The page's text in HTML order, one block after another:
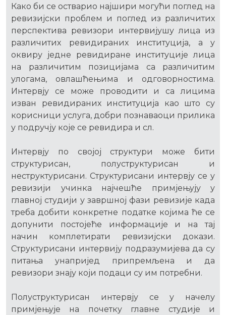
Како би се остварио најшири могући поглед на
ревизијски проблем и поглед из различитих
перспектива ревизори интервијушу лица из
различитих ревидираних институција, а у
оквиру једне ревидиране институције лица
на различитим позицијама са различитим
улогама, овлашћењима и одговорностима.
Интервју се може проводити и са лицима
изван ревидираних институција као што су
корисници услуга, добри познаваоци прилика
у подручју које се ревидира и сл.
Интервју по својој структури може бити
структурисан, полуструктурисан и
неструктурисани. Структурисани интервју се у
ревизији учинка најчешће примјењују у
главној студији у завршној фази ревизије када
треба добити конкретне податке којима ће се
допунити постојеће информације и на тај
начин комплетирати ревизијски докази.
Структурисани интервију подразумијева да су
питања унапријед припремљена и да
ревизори знају који подаци су им потребни.
Полуструктурисан интервју се у начелу
примјењује на почетку главне студије и